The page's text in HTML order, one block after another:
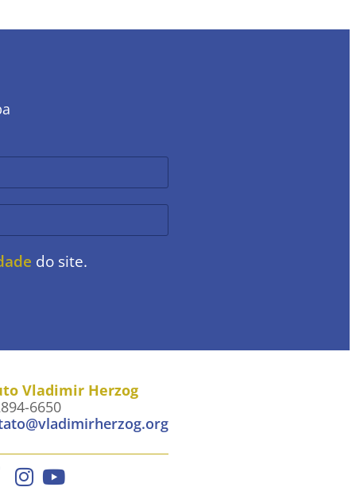
do site.
Vladimir Herzog
6650